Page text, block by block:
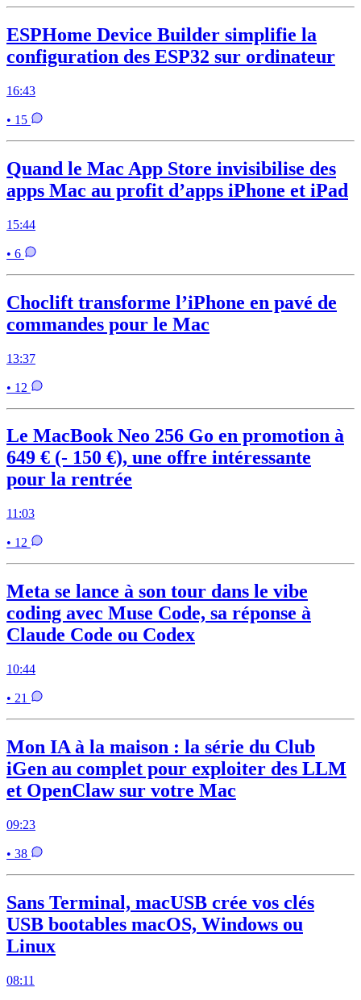
ESPHome Device Builder simplifie la
configuration des ESP32 sur ordinateur
16:43
• 15
Quand le Mac App Store invisibilise des
apps Mac au profit d’apps iPhone et iPad
15:44
• 6
Choclift transforme l’iPhone en pavé de
commandes pour le Mac
13:37
• 12
Le MacBook Neo 256 Go en promotion à
649 € (- 150 €), une offre intéressante
pour la rentrée
11:03
• 12
Meta se lance à son tour dans le vibe
coding avec Muse Code, sa réponse à
Claude Code ou Codex
10:44
• 21
Mon IA à la maison : la série du Club
iGen au complet pour exploiter des LLM
et OpenClaw sur votre Mac
09:23
• 38
Sans Terminal, macUSB crée vos clés
USB bootables macOS, Windows ou
Linux
08:11